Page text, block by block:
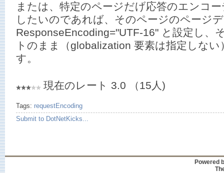
または、特定のページだげ応答のエンコ
したいのであれば、そのページのページ
ResponseEncoding="UTF-16" と設定し、
トのまま（globalization 要素は指定しな
す。
現在のレート 3.0 （15人)
Tags: requestEncoding
Submit to DotNetKicks...
Powered